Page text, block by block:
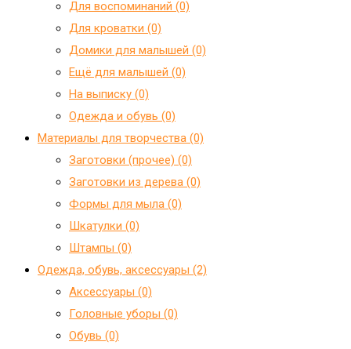
Для воспоминаний (0)
Для кроватки (0)
Домики для малышей (0)
Ещё для малышей (0)
На выписку (0)
Одежда и обувь (0)
Материалы для творчества (0)
Заготовки (прочее) (0)
Заготовки из дерева (0)
Формы для мыла (0)
Шкатулки (0)
Штампы (0)
Одежда, обувь, аксессуары (2)
Аксессуары (0)
Головные уборы (0)
Обувь (0)